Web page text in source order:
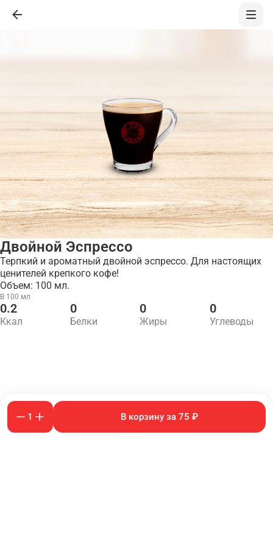
Двойной Эспрессо
Терпкий и ароматный двойной эспрессо. Для настоящих
ценителей крепкого кофе!
Объем: 100 мл.
В 100 мл
0.2
Ккал
0
Белки
0
Жиры
0
Углеводы
1 В корзину за 75 ₽